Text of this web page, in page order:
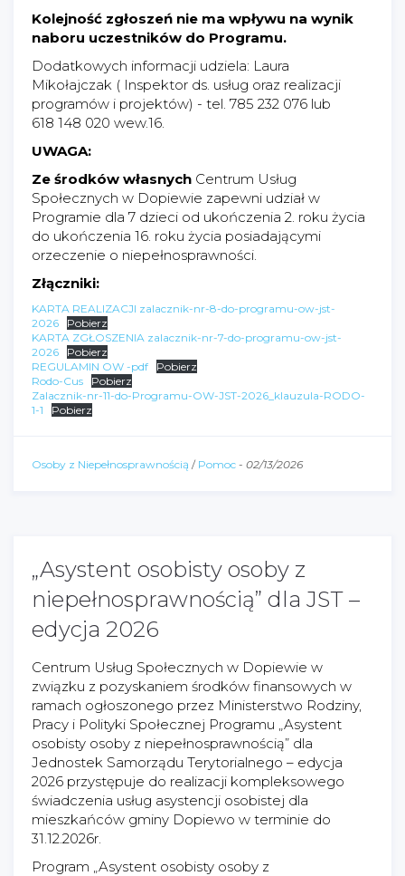
Kolejność zgłoszeń nie ma wpływu na wynik
naboru uczestników do Programu.
Dodatkowych informacji udziela: Laura
Mikołajczak ( Inspektor ds. usług oraz realizacji
programów i projektów) - tel. 785 232 076 lub
618 148 020 wew.16.
UWAGA:
Ze środków własnych Centrum Usług
Społecznych w Dopiewie zapewni udział w
Programie dla 7 dzieci od ukończenia 2. roku życia
do ukończenia 16. roku życia posiadającymi
orzeczenie o niepełnosprawności.
Złączniki:
KARTA REALIZACJI zalacznik-nr-8-do-programu-ow-jst-
2026
Pobierz
KARTA ZGŁOSZENIA zalacznik-nr-7-do-programu-ow-jst-
2026
Pobierz
REGULAMIN OW -pdf
Pobierz
Rodo-Cus
Pobierz
Zalacznik-nr-11-do-Programu-OW-JST-2026_klauzula-RODO-
1-1
Pobierz
Osoby z Niepełnosprawnością / Pomoc - 02/13/2026
„Asystent osobisty osoby z
niepełnosprawnością” dla JST –
edycja 2026
Centrum Usług Społecznych w Dopiewie w
związku z pozyskaniem środków finansowych w
ramach ogłoszonego przez Ministerstwo Rodziny,
Pracy i Polityki Społecznej Programu „Asystent
osobisty osoby z niepełnosprawnością” dla
Jednostek Samorządu Terytorialnego – edycja
2026 przystępuje do realizacji kompleksowego
świadczenia usług asystencji osobistej dla
mieszkańców gminy Dopiewo w terminie do
31.12.2026r.
Program „Asystent osobisty osoby z